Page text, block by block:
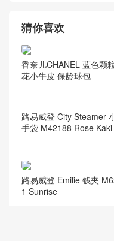
格
香奈儿口盖包系
香奈儿31大号购
物包
猜你喜欢
花小牛皮 保龄球包
路易威登 City Steamer 小